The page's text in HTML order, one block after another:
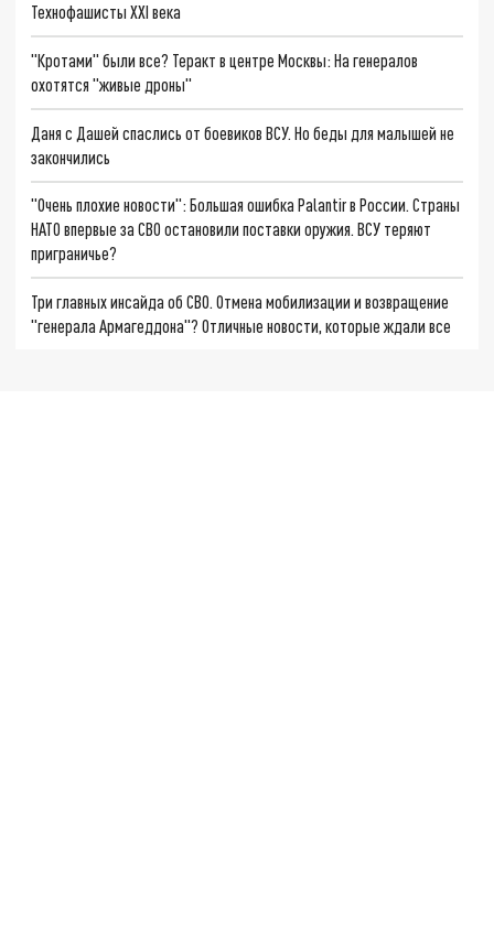
Технофашисты XXI века
"Кротами" были все? Теракт в центре Москвы: На генералов
охотятся "живые дроны"
Даня с Дашей спаслись от боевиков ВСУ. Но беды для малышей не
закончились
"Очень плохие новости": Большая ошибка Palantir в России. Страны
НАТО впервые за СВО остановили поставки оружия. ВСУ теряют
приграничье?
Три главных инсайда об СВО. Отмена мобилизации и возвращение
"генерала Армагеддона"? Отличные новости, которые ждали все